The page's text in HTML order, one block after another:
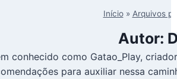
Início» Arquivos
Autor:
conhecido como Gatao_Play,
para auxiliar nessa